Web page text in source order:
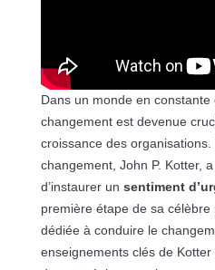
Dans un monde en constante
changement est devenue
croissance des organisations.
changement, John P. Kotter,
d’instaurer un sentiment
première étape de sa
dédiée à conduire le
enseignements clés de